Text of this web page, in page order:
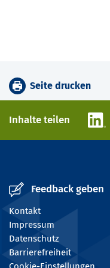
Seite drucken
Inhalte teilen
Feedback geben
Kontakt
Impressum
Datenschutz
Barrierefreiheit